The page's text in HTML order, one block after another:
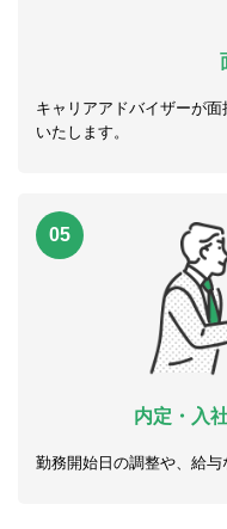
キャリアアドバイザーが
いたします。
05
内定・入
勤務開始日の調整や、給与